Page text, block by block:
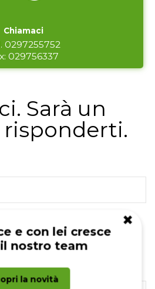
✖
e con lei cresce
nostro team
la novità
Chiamaci
0297255752
029756337
Sarà un
risponderti.